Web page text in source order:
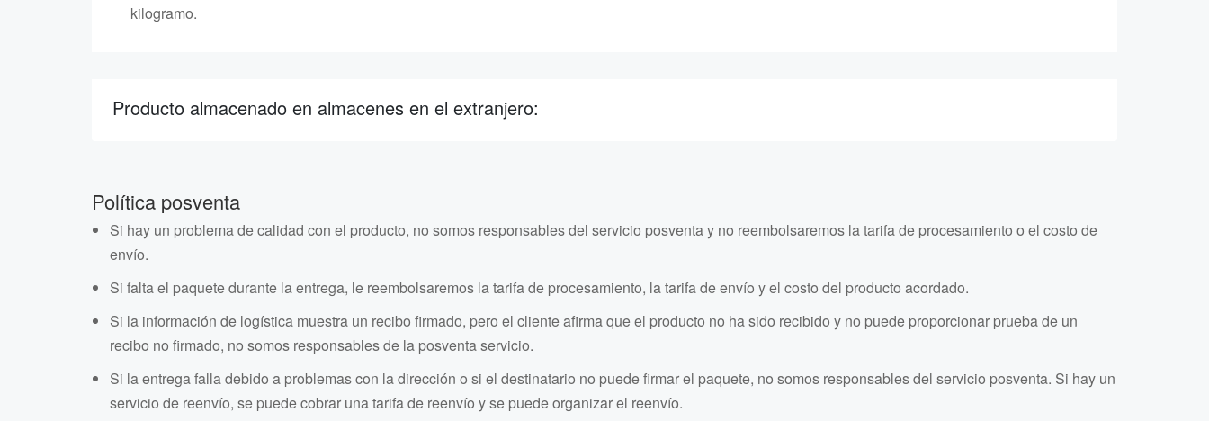
kilogramo.
Producto almacenado en almacenes en el extranjero:
Política posventa
Si hay un problema de calidad con el producto, no somos responsables del servicio posventa y no reembolsaremos la tarifa de procesamiento o el costo de
envío.
Si falta el paquete durante la entrega, le reembolsaremos la tarifa de procesamiento, la tarifa de envío y el costo del producto acordado.
Si la información de logística muestra un recibo firmado, pero el cliente afirma que el producto no ha sido recibido y no puede proporcionar prueba de un
recibo no firmado, no somos responsables de la posventa servicio.
Si la entrega falla debido a problemas con la dirección o si el destinatario no puede firmar el paquete, no somos responsables del servicio posventa. Si hay un
servicio de reenvío, se puede cobrar una tarifa de reenvío y se puede organizar el reenvío.